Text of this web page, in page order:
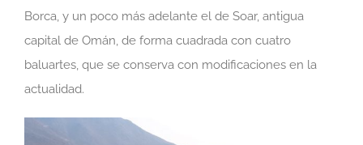
Borca, y un poco más adelante el de Soar, antigua
capital de Omán, de forma cuadrada con cuatro
baluartes, que se conserva con modificaciones en la
actualidad.